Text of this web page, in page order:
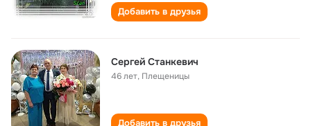
Добавить в друзья
Сергей Станкевич
46 лет, Плещеницы
Добавить в друзья